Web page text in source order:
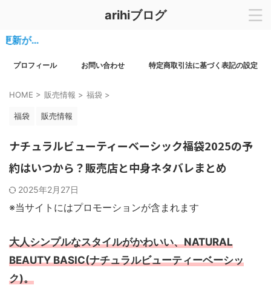
arihiブログ
プロフィール お問い合わせ 特定商取引法に基づく表記の設定
HOME > 販売情報 > 福袋 >
福袋 販売情報
ナチュラルビューティーベーシック福袋2025の予
約はいつから？販売店と中身ネタバレまとめ
2025年2月27日
※当サイトにはプロモーションが含まれます
大人シンプルなスタイルがかわいい、NATURAL
BEAUTY BASIC(ナチュラルビューティーベーシッ
ク)。